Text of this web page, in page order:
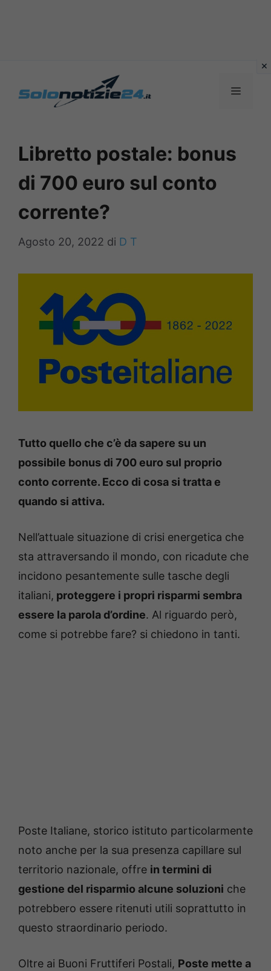
MENU
Libretto postale: bonus
di 700 euro sul conto
corrente?
Agosto 20, 2022 di D T
Tutto quello che c’è da sapere su un
possibile bonus di 700 euro sul proprio
conto corrente. Ecco di cosa si tratta e
quando si attiva.
Nell’attuale situazione di crisi energetica che
sta attraversando il mondo, con ricadute che
incidono pesantemente sulle tasche degli
italiani, proteggere i propri risparmi sembra
essere la parola d’ordine. Al riguardo però,
come si potrebbe fare? si chiedono in tanti.
Poste Italiane, storico istituto particolarmente
noto anche per la sua presenza capillare sul
territorio nazionale, offre in termini di
gestione del risparmio alcune soluzioni che
potrebbero essere ritenuti utili soprattutto in
questo straordinario periodo.
Oltre ai Buoni Fruttiferi Postali, Poste mette a